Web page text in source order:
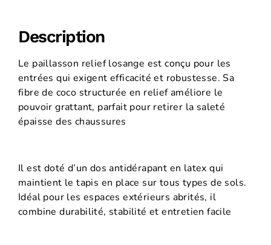
Description
Le paillasson relief losange est conçu pour les
entrées qui exigent efficacité et robustesse. Sa
fibre de coco structurée en relief améliore le
pouvoir grattant, parfait pour retirer la saleté
épaisse des chaussures
Il est doté d’un dos antidérapant en latex qui
maintient le tapis en place sur tous types de sols.
Idéal pour les espaces extérieurs abrités, il
combine durabilité, stabilité et entretien facile